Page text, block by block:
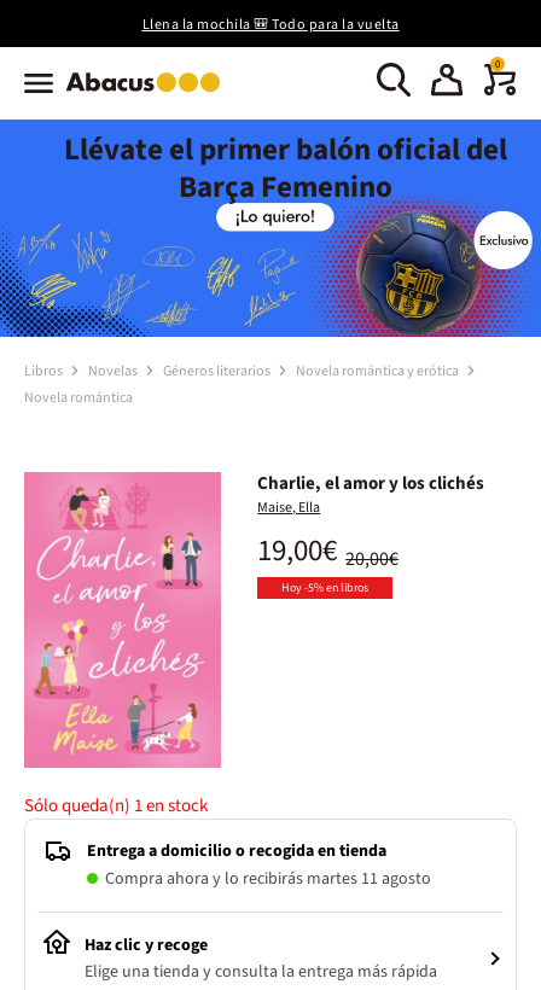
Llena la mochila 🎒 Todo para la vuelta
0
Llévate el primer balón oficial del
Barça Femenino
Libros Novelas Géneros literarios
Novela romántica y erótica
Novela romántica
Charlie, el amor y los clichés
Maise, Ella
20,00€
19,00€
Hoy -5% en libros
Sólo queda(n) 1en stock
Entrega a domicilio o recogida en tienda
Compra ahora y lo recibirás martes 11 agosto
Haz clic y recoge
Elige una tienda y consulta la entrega más rápida